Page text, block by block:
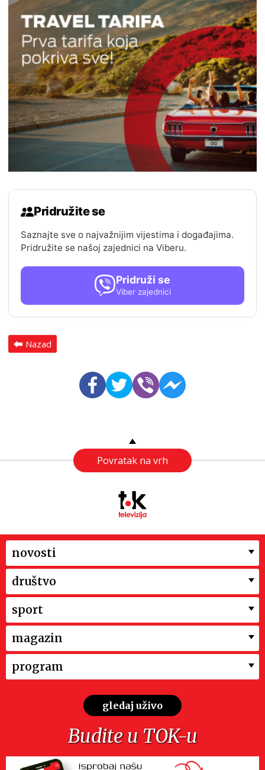
Pridružite se
Saznajte sve o najvažnijim vijestima i događajima.
Pridružite se našoj zajednici na Viberu.
Pridruži se
Viber zajednici
Nazad
Povratak na vrh
novosti
društvo
sport
magazin
program
gledaj uživo
Budite u TOK-u